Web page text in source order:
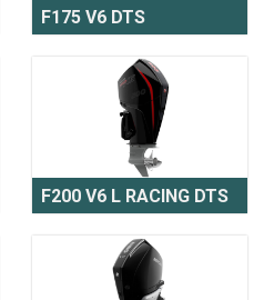
F175 V6 DTS
F200 V6 L RACING DTS